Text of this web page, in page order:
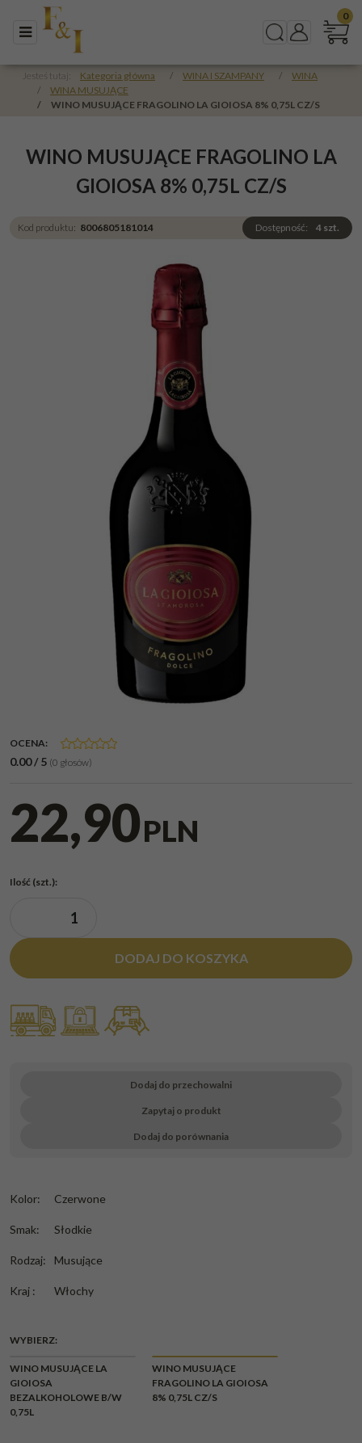
Menu SzukajPanel
0
Jesteś tutaj: Kategoria główna / WINA I SZAMPANY /
WINA
/
WINA MUSUJĄCE
/
WINO MUSUJĄCE FRAGOLINO LA GIOIOSA 8% 0,75L CZ/S
WINO MUSUJĄCE FRAGOLINO LA
GIOIOSA 8% 0,75L CZ/S
Kod produktu: 8006805181014 Dostępność: 4 szt.
OCENA:
0.00/5 (0 głosów)
22,90PLN
Ilość (szt.):
DODAJ DO KOSZYKA
Dodaj do przechowalni
Zapytaj o produkt
Dodaj do porównania
Kolor: Czerwone
Smak: Słodkie
Rodzaj: Musujące
Kraj : Włochy
WYBIERZ:
WINO MUSUJĄCE LA
GIOIOSA
BEZALKOHOLOWE B/W
0,75L
WINO MUSUJĄCE
FRAGOLINO LA GIOIOSA
8% 0,75L CZ/S